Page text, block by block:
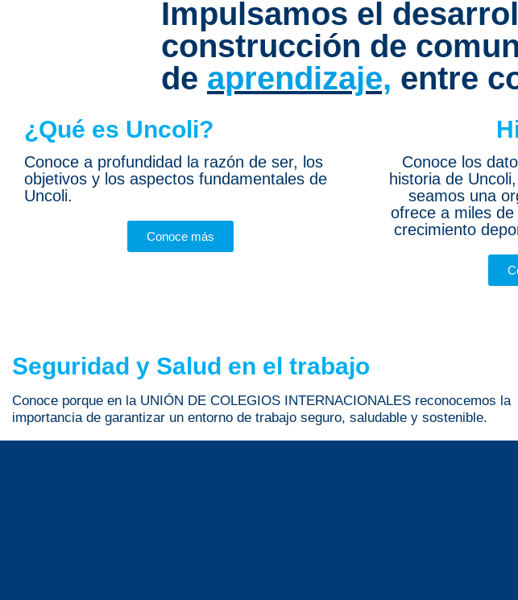
Impulsamos el
construcción de
de aprendizaje, entre
¿Qué es Uncoli?
Conoce a profundidad la razón de ser, los
objetivos y los aspectos fundamentales de
Uncoli.
Conoce más
Conoce los
historia de
seamos una
ofrece a miles
crecimiento
Seguridad y Salud en el trabajo
Conoce porque en la UNIÓN DE COLEGIOS INTERNACIONALES reconocemos la
importancia de garantizar un entorno de trabajo seguro, saludable y sostenible.